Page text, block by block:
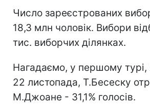
Число зареєстрованих
18,3 млн чоловік. Вибори
тис. виборчих ділянках.
Нагадаємо, у першому
22 листопада, Т.Бесеску
М.Джоане - 31,1% голосів.